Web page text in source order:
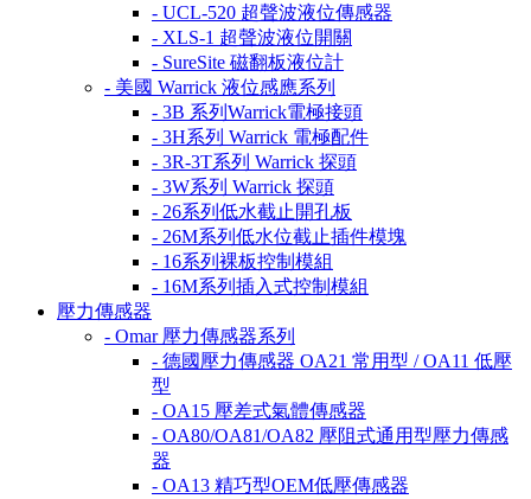
- UCL-520 超聲波液位傳感器
- XLS-1 超聲波液位開關
- SureSite 磁翻板液位計
- 美國 Warrick 液位感應系列
- 3B 系列Warrick電極接頭
- 3H系列 Warrick 電極配件
- 3R-3T系列 Warrick 探頭
- 3W系列 Warrick 探頭
- 26系列低水截止開孔板
- 26M系列低水位截止插件模塊
- 16系列裸板控制模組
- 16M系列插入式控制模組
壓力傳感器
- Omar 壓力傳感器系列
- 德國壓力傳感器 OA21 常用型 / OA11 低壓
型
- OA15 壓差式氣體傳感器
- OA80/OA81/OA82 壓阻式通用型壓力傳感
器
- OA13 精巧型OEM低壓傳感器